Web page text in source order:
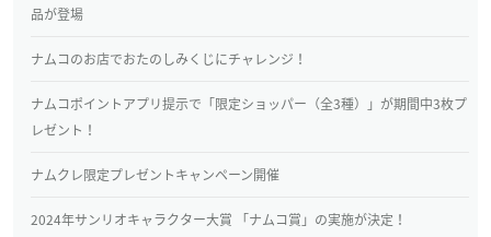
品が登場
ナムコのお店でおたのしみくじにチャレンジ！
ナムコポイントアプリ提示で「限定ショッパー（全3種）」が期間中3枚プ
レゼント！
ナムクレ限定プレゼントキャンペーン開催
2024年サンリオキャラクター大賞 「ナムコ賞」の実施が決定！